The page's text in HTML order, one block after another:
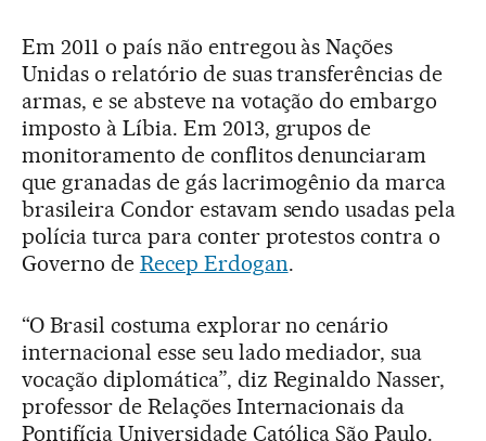
Em 2011 o país não entregou às Nações
Unidas o relatório de suas transferências de
armas, e se absteve na votação do embargo
imposto à Líbia. Em 2013, grupos de
monitoramento de conflitos denunciaram
que granadas de gás lacrimogênio da marca
brasileira Condor estavam sendo usadas pela
polícia turca para conter protestos contra o
Governo de Recep Erdogan.
“O Brasil costuma explorar no cenário
internacional esse seu lado mediador, sua
vocação diplomática”, diz Reginaldo Nasser,
professor de Relações Internacionais da
Pontifícia Universidade Católica São Paulo.